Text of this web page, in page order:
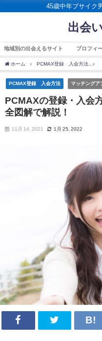
45歳中年ブサイク
出会
地域別の出会えるサイト プロフィ
ホーム PCMAX登録 入会方法
PCMAX登録 入会方法 マッチングア
PCMAXの登録・入会
全図解で解説！
11月 14, 2021 1月 25, 2022